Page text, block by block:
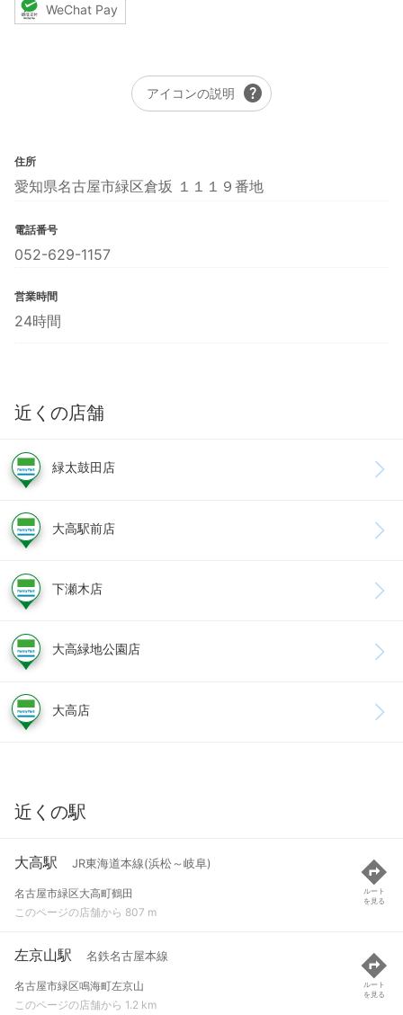
WeChat Pay
アイコンの説明 help
住所
愛知県名古屋市緑区倉坂 １１１９番地
電話番号
052-629-1157
営業時間
24時間
近くの店舗
緑太鼓田店
大高駅前店
下瀬木店
大高緑地公園店
大高店
近くの駅
大高駅 JR東海道本線(浜松～岐阜)
名古屋市緑区大高町鶴田
このページの店舗から 807 m
ルート
を見る
左京山駅 名鉄名古屋本線
名古屋市緑区鳴海町左京山
このページの店舗から 1.2 km
ルート
を見る